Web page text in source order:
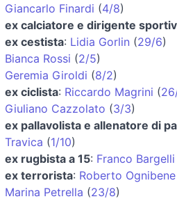
Giancarlo Finardi (4/8)
ex calciatore e dirigente
ex cestista: Lidia Gorlin (29/6)
Bianca Rossi (2/5)
Geremia Giroldi (8/2)
ex ciclista: Riccardo Magrini (
Giuliano Cazzolato (3/3)
ex pallavolista e allenatore di
Travica (1/10)
ex rugbista a 15: Franco Bargelli
ex terrorista: Roberto Ognibene
Marina Petrella (23/8)